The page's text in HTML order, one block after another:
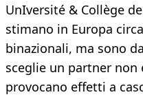
UnIversité & Collège
stimano in Europa
binazionali, ma sono
sceglie un partner non
provocano effetti a